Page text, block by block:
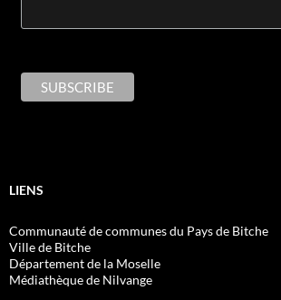
LIENS
Communauté de communes du Pays de Bitche
Ville de Bitche
Département de la Moselle
Médiathèque de Nilvange